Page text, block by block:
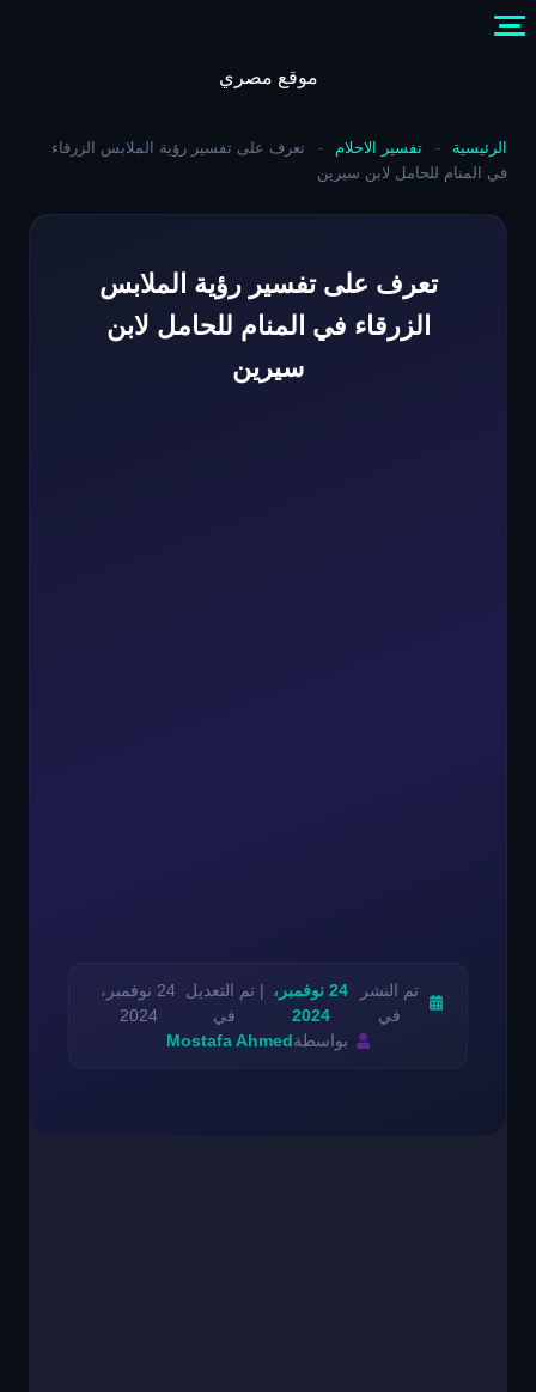
موقع مصري
الرئيسية - تفسير الاحلام -
تعرف على تفسير رؤية الملابس الزرقاء
في المنام للحامل لابن سيرين
تعرف على تفسير رؤية الملابس
الزرقاء في المنام للحامل لابن
سيرين
تم النشر
في
24 نوفمبر،
2024
| تم التعديل
في
24 نوفمبر،
2024
بواسطة Mostafa Ahmed